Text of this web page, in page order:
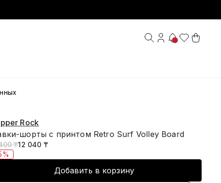
Rock
шорты с принтом Retro Surf Volley Board
₸12 040 ₸
Добавить в корзину